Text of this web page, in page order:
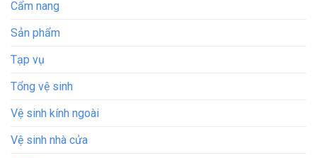
Cẩm nang
Sản phẩm
Tạp vụ
Tổng vệ sinh
Vệ sinh kính ngoài
Vệ sinh nhà cửa